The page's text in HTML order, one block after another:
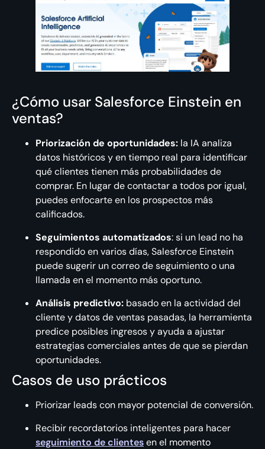
¿Cómo usar Salesforce Einstein en
ventas?
Priorización de oportunidades: la IA analiza
datos históricos y en tiempo real para identificar
qué clientes tienen más probabilidades de
comprar. En lugar de contactar a todos por igual,
puedes enfocarte en los prospectos más
calificados.
Seguimientos automatizados: si un lead no ha
respondido en varios días, Salesforce Einstein
puede sugerir un correo de seguimiento o una
llamada en el momento más oportuno.
Análisis predictivo: basado en la actividad del
cliente y datos de ventas pasadas, la herramienta
predice posibles ingresos y ayuda a ajustar
estrategias comerciales antes de que se pierdan
oportunidades.
Casos de uso prácticos
Priorizar leads con mayor potencial de conversión.
Recibir recordatorios inteligentes para hacer
seguimiento de clientesen el momento